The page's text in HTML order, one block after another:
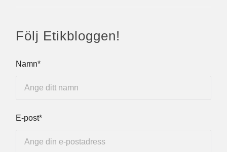
Följ Etikbloggen!
Namn*
E-post*